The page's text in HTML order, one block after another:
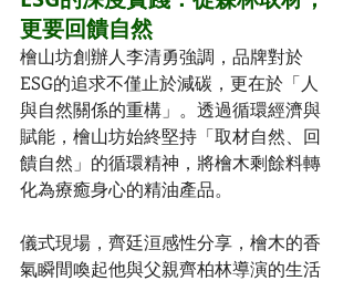
更要回饋自然
檜山坊創辦人李清勇強調，品牌對於
ESG的追求不僅止於減碳，更在於「人
與自然關係的重構」。透過循環經濟與
賦能，檜山坊始終堅持「取材自然、回
饋自然」的循環精神，將檜木剩餘料轉
化為療癒身心的精油產品。
儀式現場，齊廷洹感性分享，檜木的香
氣瞬間喚起他與父親齊柏林導演的生活